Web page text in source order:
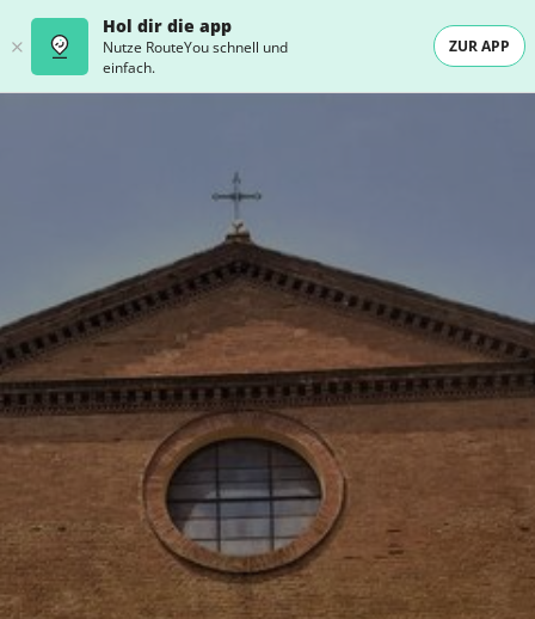
Hol dir die app
Nutze RouteYou schnell und
einfach.
ZUR APP